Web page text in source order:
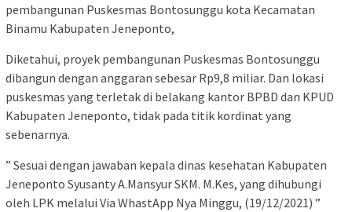
pembangunan Puskesmas Bontosunggu kota Kecamatan
Binamu Kabupaten Jeneponto,
Diketahui, proyek pembangunan Puskesmas Bontosunggu
dibangun dengan anggaran sebesar Rp9,8 miliar. Dan lokasi
puskesmas yang terletak di belakang kantor BPBD dan KPUD
Kabupaten Jeneponto, tidak pada titik kordinat yang
sebenarnya.
” Sesuai dengan jawaban kepala dinas kesehatan Kabupaten
Jeneponto Syusanty A.Mansyur SKM. M.Kes, yang dihubungi
oleh LPK melalui Via WhastApp Nya Minggu, (19/12/2021) ”